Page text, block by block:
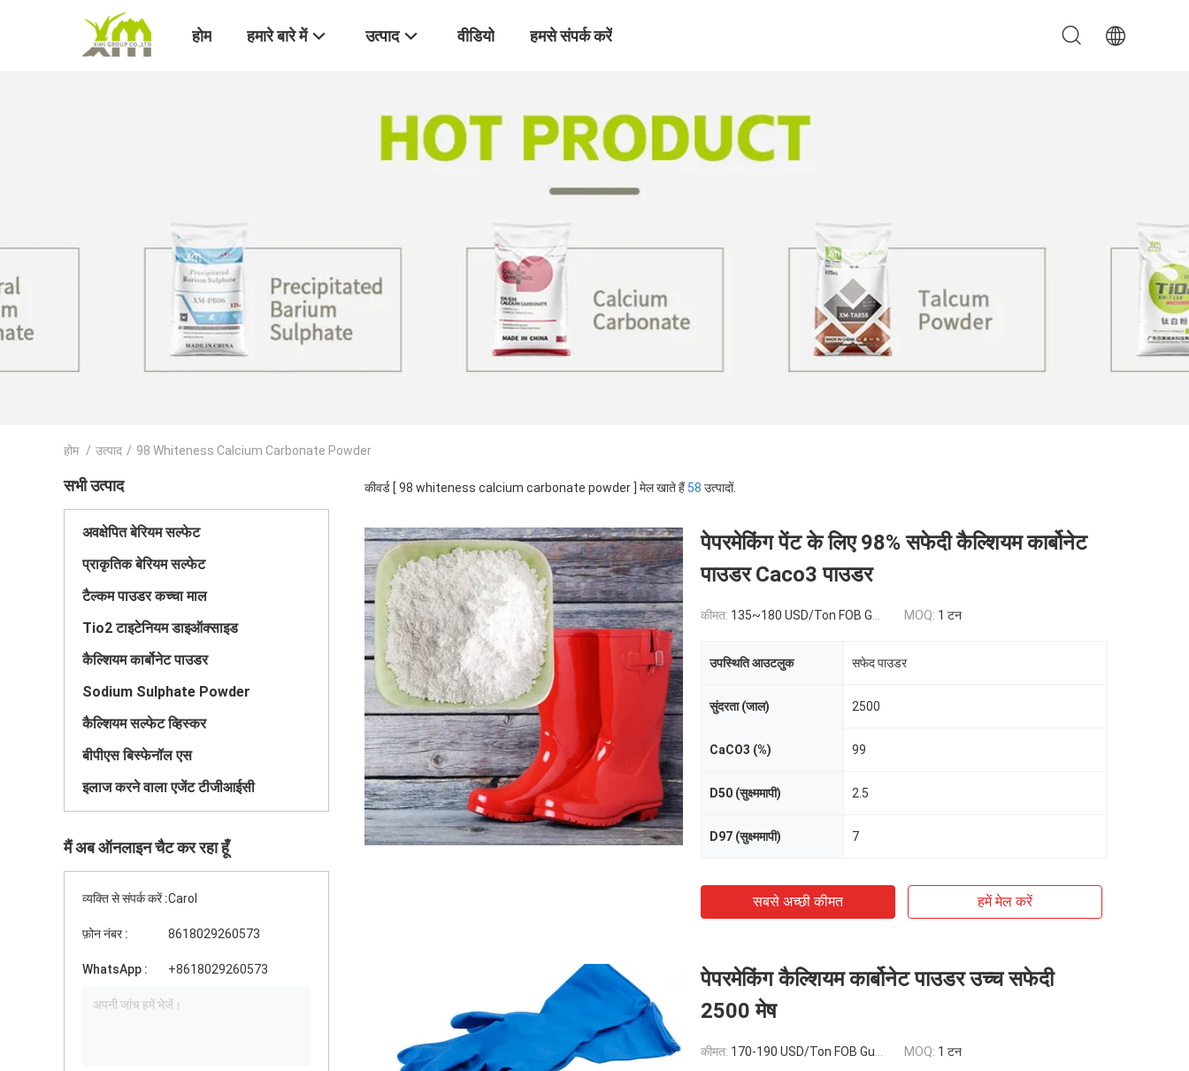
होम हमारे बारे में उत्पाद वीडियो हमसे संपर्क करें
होम / उत्पाद / 98 Whiteness Calcium Carbonate Powder
सभी उत्पाद
अवक्षेपित बेरियम सल्फेट
प्राकृतिक बेरियम सल्फेट
टैल्कम पाउडर कच्चा माल
Tio2 टाइटेनियम डाइऑक्साइड
कैल्शियम कार्बोनेट पाउडर
Sodium Sulphate Powder
कैल्शियम सल्फेट व्हिस्कर
बीपीएस बिस्फेनॉल एस
इलाज करने वाला एजेंट टीजीआईसी
मैं अब ऑनलाइन चैट कर रहा हूँ
व्यक्ति से संपर्क करें :Carol
फ़ोन नंबर : 8618029260573
WhatsApp : +8618029260573
कीवर्ड [ 98 whiteness calcium carbonate powder ] मेल खाते हैं58 उत्पादों.
पेपरमेकिंग पेंट के लिए 98% सफेदी कैल्शियम कार्बोनेट
पाउडर Caco3 पाउडर
कीमत: 135~180 USD/Ton FOB Guangzhou,China MOQ: 1 टन
उपस्थिति आउटलुक सफेद पाउडर
सुंदरता (जाल) 2500
CaCO3 (%) 99
D50 (सुक्ष्ममापी) 2.5
D97 (सुक्ष्ममापी) 7
सबसे अच्छी कीमत हमें मेल करें
पेपरमेकिंग कैल्शियम कार्बोनेट पाउडर उच्च सफेदी
2500 मेष
कीमत: 170-190 USD/Ton FOB Guangzhou,China MOQ: 1 टन